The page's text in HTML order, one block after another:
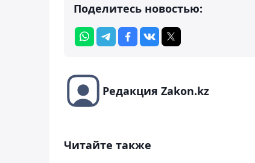
Поделитесь новостью:
Редакция Zakon.kz
Читайте также